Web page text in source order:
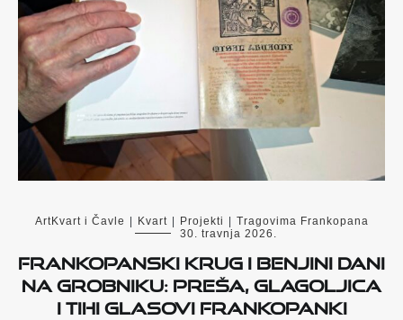
ArtKvart i Čavle Kvart Projekti
Tragovima Frankopana
30. travnja 2026.
Frankopanski krug i Benjini dani
na Grobniku: preša, glagoljica
i tihi glasovi Frankopanki